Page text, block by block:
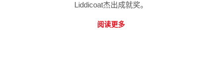
Liddicoat杰出成就奖。
阅读更多